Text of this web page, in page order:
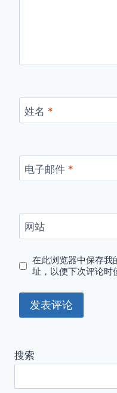
姓名 *
电子邮件 *
网站
在此浏览器中保存我
址，以便下次评论时
搜索